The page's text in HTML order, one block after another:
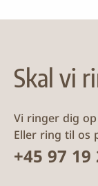
Skal vi
Vi ringer dig
Eller ring til os
+45 97 19